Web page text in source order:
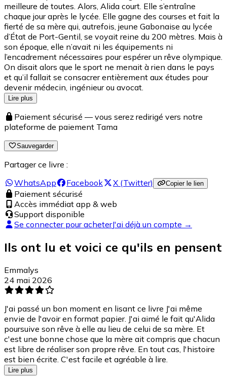
meilleure de toutes. Alors, Alida court. Elle s’entraîne
chaque jour après le lycée. Elle gagne des courses et fait la
fierté de sa mère qui, autrefois, jeune Gabonaise au lycée
d’État de Port-Gentil, se voyait reine du 200 mètres. Mais à
son époque, elle n’avait ni les équipements ni
l’encadrement nécessaires pour espérer un rêve olympique.
On disait alors que le sport ne menait à rien dans le pays
et qu’il fallait se consacrer entièrement aux études pour
devenir médecin, ingénieur ou avocat.
Lire plus
Paiement sécurisé — vous serez redirigé vers notre
plateforme de paiement Tama
Sauvegarder
Partager ce livre :
WhatsApp
Facebook X (Twitter) Copier le lien
Paiement sécurisé
Accès immédiat app & web
Support disponible
Se connecter pour acheterJ'ai déjà un compte →
Ils ont lu et voici ce qu'ils en pensent
Emmalys
24 mai 2026
J'ai passé un bon moment en lisant ce livre J'ai même
envie de l'avoir en format papier. J'ai aimé le fait qu'Alida
poursuive son rêve à elle au lieu de celui de sa mère. Et
c'est une bonne chose que la mère ait compris que chacun
est libre de réaliser son propre rêve. En tout cas, l'histoire
est bien écrite. C'est facile et agréable à lire.
Lire plus